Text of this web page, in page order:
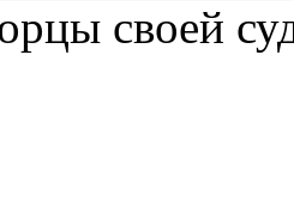
своей